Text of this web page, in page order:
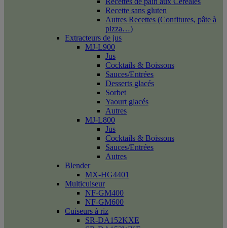
Recette sans gluten
Autres Recettes (Confitures, pâte à
pizza…)
Extracteurs de jus
MJ-L900
Jus
Cocktails & Boissons
Sauces/Entrées
Desserts glacés
Sorbet
Yaourt glacés
Autres
MJ-L800
Jus
Cocktails & Boissons
Sauces/Entrées
Autres
Blender
MX-HG4401
Multicuiseur
NF-GM400
NF-GM600
Cuiseurs à riz
SR-DA152KXE